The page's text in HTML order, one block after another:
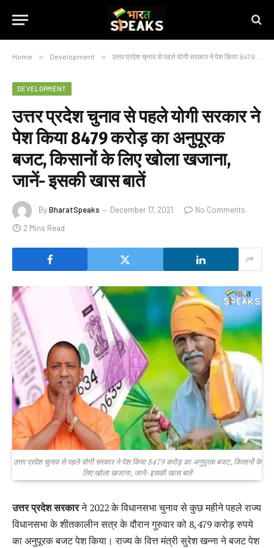
Home » Development » उत्तर प्रदेश चुनाव से पहले योगी सरकार ने पेश किया 8479 करोड़ का अनुपूरक बजट, किसानों के लिए खोला खजाना, जानें- इसकी खास बातें
DEVELOPMENT
उत्तर प्रदेश चुनाव से पहले योगी सरकार ने
पेश किया 8479 करोड़ का अनुपूरक
बजट, किसानों के लिए खोला खजाना,
जानें- इसकी खास बातें
ByBharatSpeaks December 17, 2021
No Comments
2 Mins Read
उत्तर प्रदेश चुनाव से पहले योगी सरकार ने पेश किया 8479 करोड़ का अनुपूरक बजट, किसानों के
लिए खोला खजाना, जानें- इसकी खास बातें
उत्तर प्रदेश सरकारने 2022 के विधानसभा चुनाव से कुछ महीने पहले राज्य
विधानसभा के शीतकालीन सत्र के दौरान गुरुवार को 8,479 करोड़ रुपये
का अनुपूरक बजट पेश किया। राज्य के वित्त मंत्री सुरेश खन्ना ने बजट पेश